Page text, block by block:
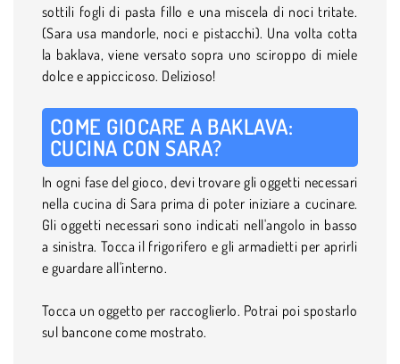
sottili fogli di pasta fillo e una miscela di noci tritate.
(Sara usa mandorle, noci e pistacchi). Una volta cotta
la baklava, viene versato sopra uno sciroppo di miele
dolce e appiccicoso. Delizioso!
COME GIOCARE A BAKLAVA:
CUCINA CON SARA?
In ogni fase del gioco, devi trovare gli oggetti necessari
nella cucina di Sara prima di poter iniziare a cucinare.
Gli oggetti necessari sono indicati nell'angolo in basso
a sinistra. Tocca il frigorifero e gli armadietti per aprirli
e guardare all'interno.
Tocca un oggetto per raccoglierlo. Potrai poi spostarlo
sul bancone come mostrato.